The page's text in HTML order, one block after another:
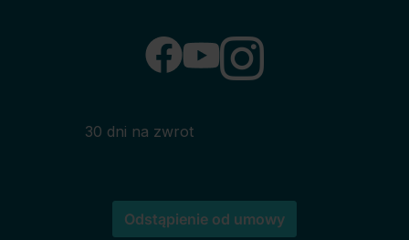
30 dni na zwrot
Odstąpienie od umowy